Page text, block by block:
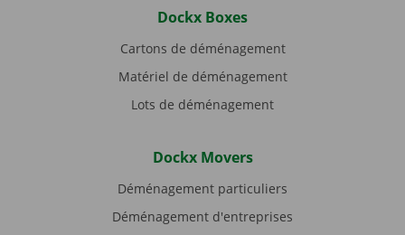
Dockx Boxes
Cartons de déménagement
Matériel de déménagement
Lots de déménagement
Dockx Movers
Déménagement particuliers
Déménagement d'entreprises